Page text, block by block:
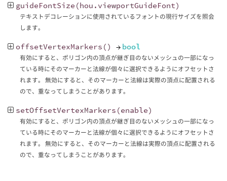
guideFontSize (hou . viewportGuideFont)
テキストデコレーションに使用されているフォントの現行サイズを照会
します。
offsetVertexMarkers () → bool
有効にすると、ポリゴン内の頂点が継ぎ目のないメッシュの一部になっ
ている時にそのマーカーと法線が個々に選択できるようにオフセットさ
れます。 無効にすると、そのマーカーと法線は実際の頂点に配置される
ので、重なってしまうことがあります。
setOffsetVertexMarkers (enable)
有効にすると、ポリゴン内の頂点が継ぎ目のないメッシュの一部になっ
ている時にそのマーカーと法線が個々に選択できるようにオフセットさ
れます。 無効にすると、そのマーカーと法線は実際の頂点に配置される
ので、重なってしまうことがあります。